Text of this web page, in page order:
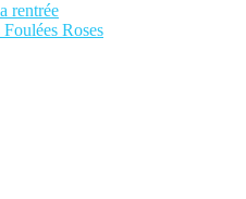
rentrée
Roses